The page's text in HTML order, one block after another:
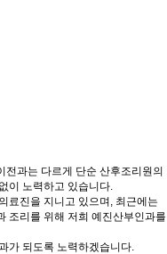
과는 다르게 단순 산후조리원의
이 노력하고 있습니다.
료진을 지니고 있으며, 최근에는
조리를 위해 저희 예진산부인과를
가 되도록 노력하겠습니다.